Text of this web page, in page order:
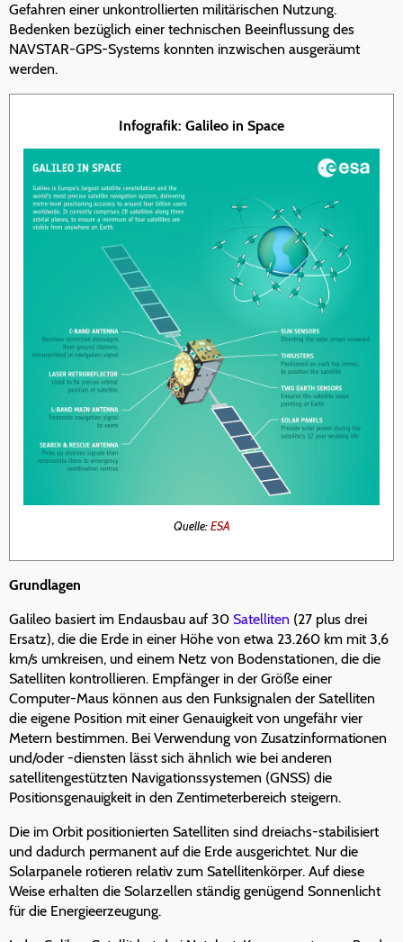
Gefahren einer unkontrollierten militärischen Nutzung.
Bedenken bezüglich einer technischen Beeinflussung des
NAVSTAR-GPS-Systems konnten inzwischen ausgeräumt
werden.
Infografik: Galileo in Space
Quelle:ESA
Grundlagen
Galileo basiert im Endausbau auf 30 Satelliten (27 plus drei
Ersatz), die die Erde in einer Höhe von etwa 23.260 km mit 3,6
km/s umkreisen, und einem Netz von Bodenstationen, die die
Satelliten kontrollieren. Empfänger in der Größe einer
Computer-Maus können aus den Funksignalen der Satelliten
die eigene Position mit einer Genauigkeit von ungefähr vier
Metern bestimmen. Bei Verwendung von Zusatzinformationen
und/oder -diensten lässt sich ähnlich wie bei anderen
satellitengestützten Navigationssystemen (GNSS) die
Positionsgenauigkeit in den Zentimeterbereich steigern.
Die im Orbit positionierten Satelliten sind dreiachs-stabilisiert
und dadurch permanent auf die Erde ausgerichtet. Nur die
Solarpanele rotieren relativ zum Satellitenkörper. Auf diese
Weise erhalten die Solarzellen ständig genügend Sonnenlicht
für die Energieerzeugung.